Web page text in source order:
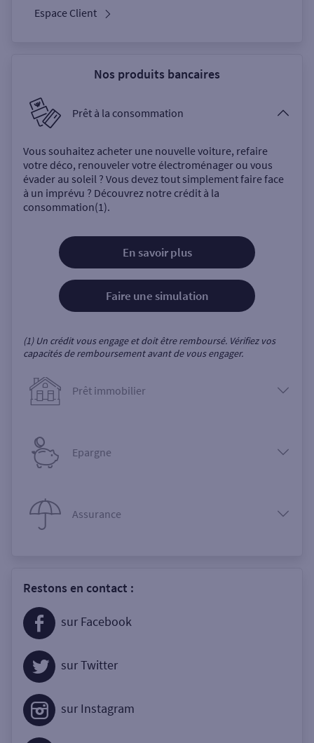
Espace Client
Nos produits bancaires
Prêt à la consommation
Vous souhaitez acheter une nouvelle voiture, refaire
votre déco, renouveler votre électroménager ou vous
évader au soleil ? Vous devez tout simplement faire face
à un imprévu ? Découvrez notre crédit à la
consommation(1).
En savoir plus
Faire une simulation
(1) Un crédit vous engage et doit être remboursé. Vérifiez vos
capacités de remboursement avant de vous engager.
Prêt immobilier
Epargne
Assurance
Restons en contact :
sur Facebook
sur Twitter
sur Instagram